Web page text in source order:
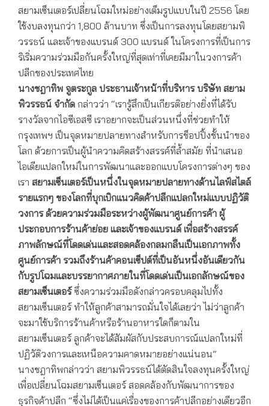
สยามเซ็นเตอร์เปลี่ยนโฉมใหม่อย่างเต็มรูปแบบในปี 2556 โดย
ใช้งบลงทุนกว่า 1,800 ล้านบาท ซึ่งเป็นการลงทุนโดยสยามพิ
วรรธน์ และเจ้าของแบรนด์ 300 แบรนด์ ในโครงการที่เป็นการ
ริเริ่มความร่วมมือกันครั้งใหญ่ที่สุดเท่าที่เคยมีมาในวงการค้า
ปลีกของประเทศไทย
นางชฎาทิพ จูตระกูล ประธานเจ้าหน้าที่บริหาร บริษัท สยาม
พิวรรธน์ จำกัด กล่าวว่า “เรารู้สึกเป็นเกียรติอย่างยิ่งที่ได้รับ
รางวัลจากไอซีเอสซี เราอยากจะเป็นส่วนหนึ่งที่ช่วยทำให้
กรุงเทพฯ เป็นจุดหมายปลายทางสำหรับการช็อปปิ้งชั้นนำของ
โลก ด้วยการเป็นผู้นำความคิดสร้างสรรค์ที่ล้ำสมัย ที่นำเสนอ
ไอเดียแปลกใหม่ในการพัฒนาและออกแบบโครงการต่างๆ ของ
เรา สยามเซ็นเตอร์เป็นหนึ่งในจุดหมายปลายทางด้านไลฟ์สไตล์
รายแรกๆ ของโลกที่บุกเบิกแนวคิดค้าปลีกแปลกใหม่แบบปฏิวัติ
วงการ ด้วยความร่วมมือระหว่างผู้พัฒนาศูนย์การค้า ผู้
ประกอบการร้านค้าย่อย และเจ้าของแบรนด์ เพื่อสร้างสรรค์
ภาพลักษณ์ที่โดดเด่นและสอดคล้องกลมกลืนเป็นเอกภาพทั้ง
ศูนย์การค้า รวมถึงร้านค้าคอนเซ็ปต์ที่เป็นอันหนึ่งอันเดียวกัน
กับรูปโฉมและบรรยากาศภายในที่โดดเด่นเป็นเอกลักษณ์ของ
สยามเซ็นเตอร์ซึ่งความร่วมมือดังกล่าวครอบคลุมไปทั้ง
สยามเซ็นเตอร์ ทำให้ลูกค้าสามารถมั่นใจได้เลยว่า ไม่ว่าลูกค้า
จะมาใช้บริการร้านค้าหรือร้านอาหารใดก็ตามใน
สยามเซ็นเตอร์ ลูกค้าจะได้สัมผัสกับประสบการณ์แปลกใหม่ที่
ปฏิวัติวงการและเหนือความคาดหมายอย่างแน่นอน”
นางชฎาทิพกล่าวว่า สยามพิวรรธน์ได้ตัดสินใจลงทุนครั้งใหญ่
เพื่อเปลี่ยนโฉมสยามเซ็นเตอร์ สอดคล้องกับพัฒนาการของ
ธุรกิจค้าปลีก “ซึ่งไม่ได้เป็นแค่เรื่องของการค้าปลีกอย่างเดียวอีก